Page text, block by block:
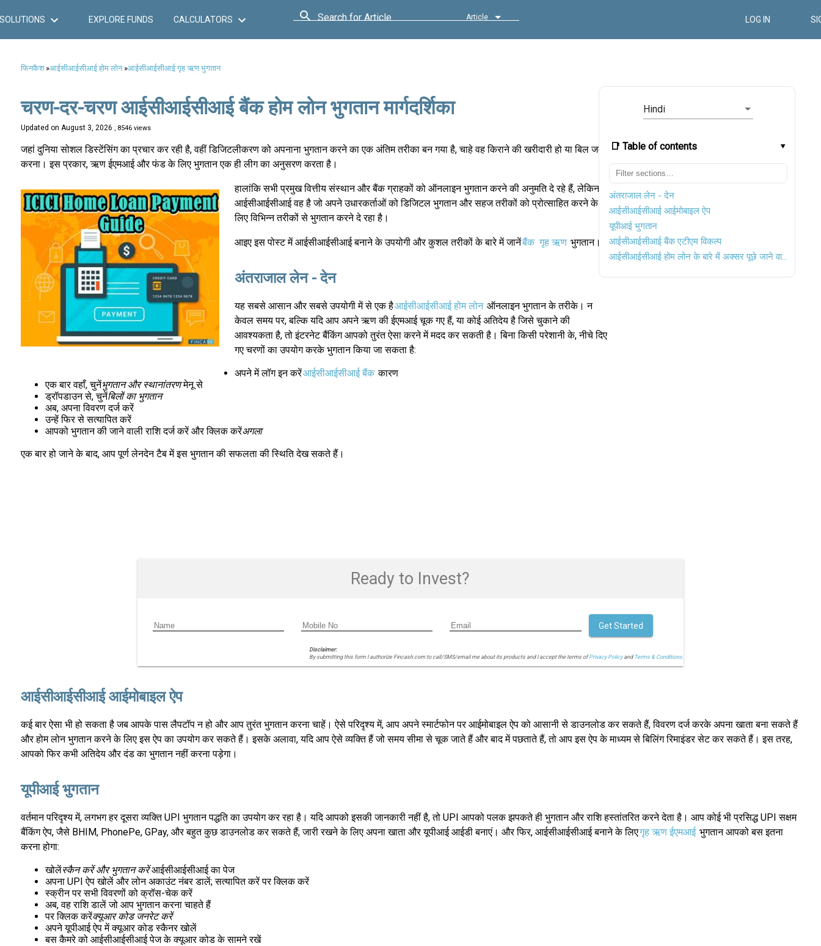
SOLUTIONS EXPLORE FUNDS CALCULATORS Search for Article Article LOG IN
फिनकैश»आईसीआईसीआई होम लोन»आईसीआईसीआई गृह ऋण भुगतान
Hindi
📑 Table of contents
अंतराजाल लेन - देन
आईसीआईसीआई आईमोबाइल ऐप
यूपीआई भुगतान
आईसीआईसीआई बैंक एटीएम विकल्प
आईसीआईसीआई होम लोन के बारे में अक्सर पूछे जाने वाले प्रश्न
चरण-दर-चरण आईसीआईसीआई बैंक होम लोन भुगतान मार्गदर्शिका
Updated on August 3, 2026 , 8546 views
जहां दुनिया सोशल डिस्टेंसिंग का प्रचार कर रही है, वहीं डिजिटलीकरण को अपनाना भुगतान करने का एक अंतिम तरीका बन गया है, चाहे वह किराने की खरीदारी हो या बिल जमा
करना। इस प्रकार, ऋण ईएमआई और फंड के लिए भुगतान एक ही लीग का अनुसरण करता है।
हालांकि सभी प्रमुख वित्तीय संस्थान और बैंक ग्राहकों को ऑनलाइन भुगतान करने की अनुमति दे रहे हैं, लेकिन
आईसीआईसीआई वह है जो अपने उधारकर्ताओं को डिजिटल भुगतान और सहज तरीकों को प्रोत्साहित करने के
लिए विभिन्न तरीकों से भुगतान करने दे रहा है।
आइए इस पोस्ट में आईसीआईसीआई बनाने के उपयोगी और कुशल तरीकों के बारे में जानेंबैंक गृह ऋण भुगतान।
अंतराजाल लेन - देन
यह सबसे आसान और सबसे उपयोगी में से एक हैआईसीआईसीआई होम लोन ऑनलाइन भुगतान के तरीके। न
केवल समय पर, बल्कि यदि आप अपने ऋण की ईएमआई चूक गए हैं, या कोई अतिदेय है जिसे चुकाने की
आवश्यकता है, तो इंटरनेट बैंकिंग आपको तुरंत ऐसा करने में मदद कर सकती है। बिना किसी परेशानी के, नीचे दिए
गए चरणों का उपयोग करके भुगतान किया जा सकता है:
अपने में लॉग इन करेंआईसीआईसीआई बैंक कारण
एक बार वहाँ, चुनेंभुगतान और स्थानांतरणमेनू से
ड्रॉपडाउन से, चुनेंबिलों का भुगतान
अब, अपना विवरण दर्ज करें
उन्हें फिर से सत्यापित करें
आपको भुगतान की जाने वाली राशि दर्ज करें और क्लिक करेंअगला
एक बार हो जाने के बाद, आप पूर्ण लेनदेन टैब में इस भुगतान की सफलता की स्थिति देख सकते हैं।
Ready to Invest?
Disclaimer:
By submitting this form I authorize Fincash.com to call/SMS/email me about its products and I accept the terms ofPrivacy Policyand Terms & Conditions.
Get Started
आईसीआईसीआई आईमोबाइल ऐप
कई बार ऐसा भी हो सकता है जब आपके पास लैपटॉप न हो और आप तुरंत भुगतान करना चाहें। ऐसे परिदृश्य में, आप अपने स्मार्टफोन पर आईमोबाइल ऐप को आसानी से डाउनलोड कर सकते हैं, विवरण दर्ज करके अपना खाता बना सकते हैं
और होम लोन भुगतान करने के लिए इस ऐप का उपयोग कर सकते हैं। इसके अलावा, यदि आप ऐसे व्यक्ति हैं जो समय सीमा से चूक जाते हैं और बाद में पछताते हैं, तो आप इस ऐप के माध्यम से बिलिंग रिमाइंडर सेट कर सकते हैं। इस तरह,
आपको फिर कभी अतिदेय और दंड का भुगतान नहीं करना पड़ेगा।
यूपीआई भुगतान
वर्तमान परिदृश्य में, लगभग हर दूसरा व्यक्ति UPI भुगतान पद्धति का उपयोग कर रहा है। यदि आपको इसकी जानकारी नहीं है, तो UPI आपको पलक झपकते ही भुगतान और राशि हस्तांतरित करने देता है। आप कोई भी प्रसिद्ध UPI सक्षम
बैंकिंग ऐप, जैसे BHIM, PhonePe, GPay, और बहुत कुछ डाउनलोड कर सकते हैं; जारी रखने के लिए अपना खाता और यूपीआई आईडी बनाएं। और फिर, आईसीआईसीआई बनाने के लिएगृह ऋण ईएमआई भुगतान आपको बस इतना
करना होगा:
खोलेंस्कैन करें और भुगतान करेंआईसीआईसीआई का पेज
अपना UPI ऐप खोलें और लोन अकाउंट नंबर डालें; सत्यापित करें पर क्लिक करें
स्क्रीन पर सभी विवरणों को क्रॉस-चेक करें
अब, वह राशि डालें जो आप भुगतान करना चाहते हैं
पर क्लिक करेंक्यूआर कोड जनरेट करें
अपने यूपीआई ऐप में क्यूआर कोड स्कैनर खोलें
बस कैमरे को आईसीआईसीआई पेज के क्यूआर कोड के सामने रखें